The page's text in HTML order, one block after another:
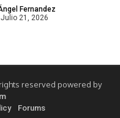
Fernandez
Julio 21, 2026
reserved powered by
Forums